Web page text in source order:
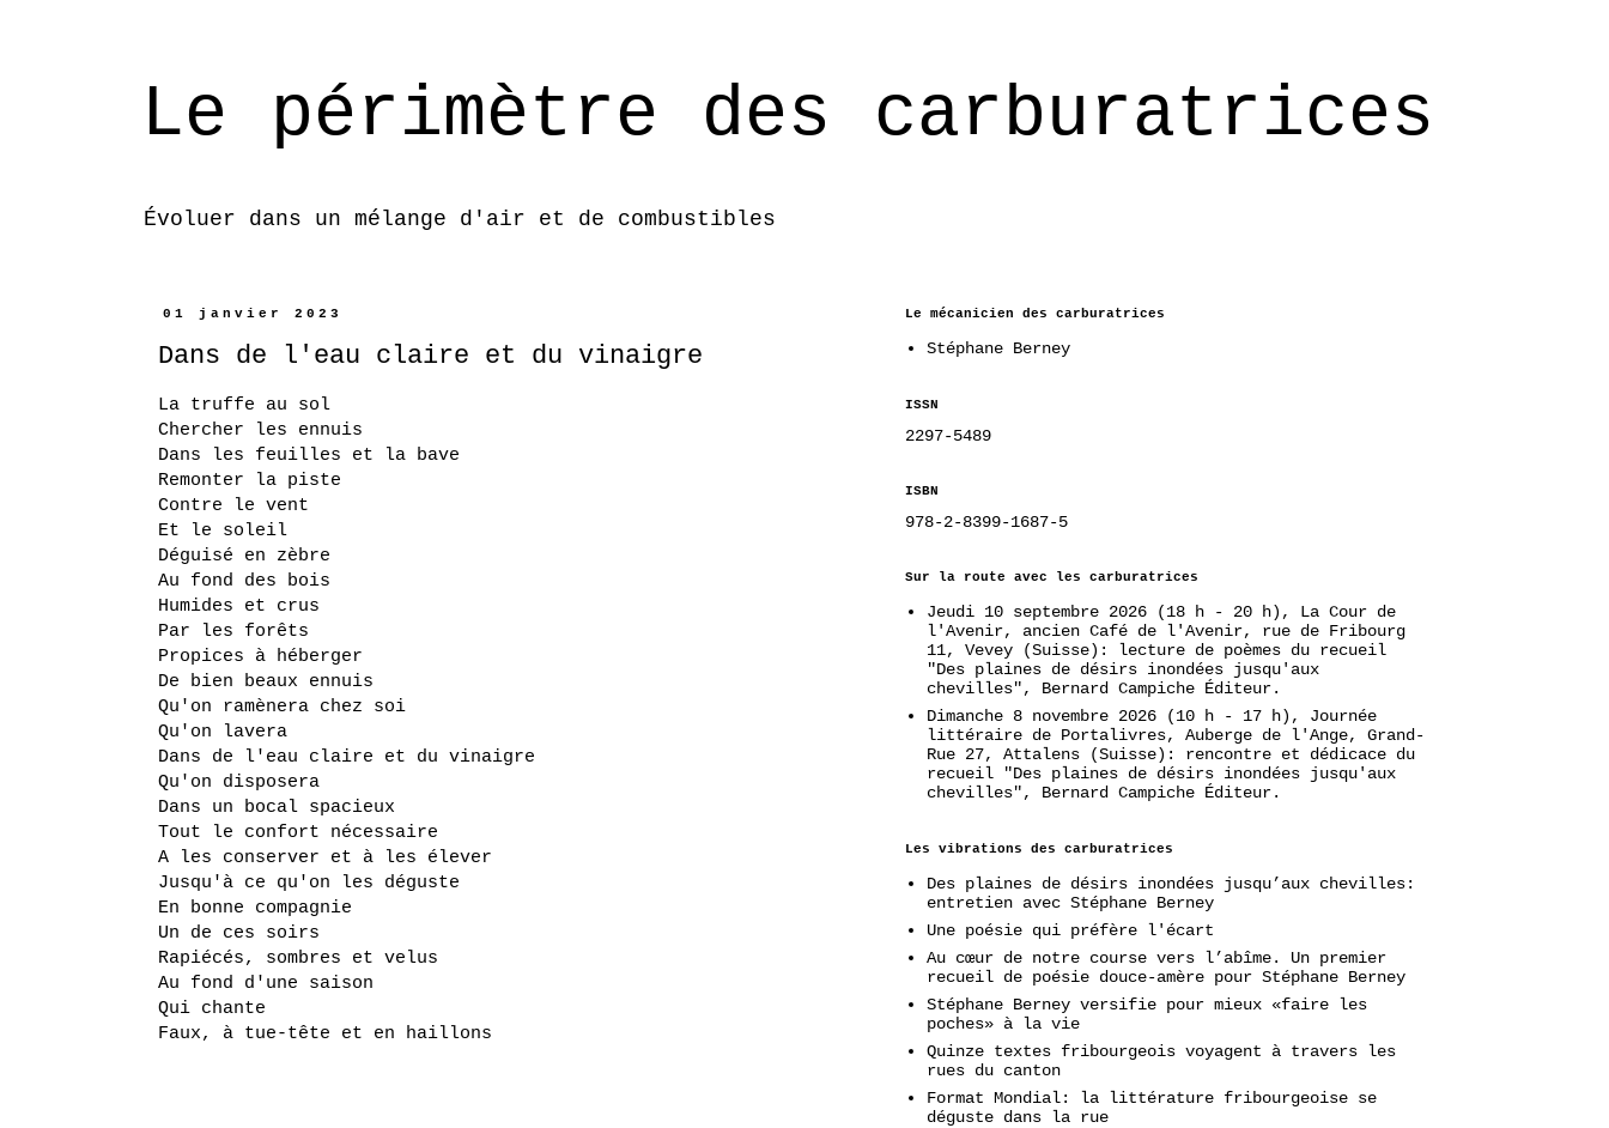
Le périmètre des carburatrices
Évoluer dans un mélange d'air et de combustibles
01 janvier 2023
Dans de l'eau claire et du vinaigre
La truffe au sol
Chercher les ennuis
Dans les feuilles et la bave
Remonter la piste
Contre le vent
Et le soleil
Déguisé en zèbre
Au fond des bois
Humides et crus
Par les forêts
Propices à héberger
De bien beaux ennuis
Qu'on ramènera chez soi
Qu'on lavera
Dans de l'eau claire et du vinaigre
Qu'on disposera
Dans un bocal spacieux
Tout le confort nécessaire
A les conserver et à les élever
Jusqu'à ce qu'on les déguste
En bonne compagnie
Un de ces soirs
Rapiécés, sombres et velus
Au fond d'une saison
Qui chante
Faux, à tue-tête et en haillons
Le mécanicien des carburatrices
Stéphane Berney
ISSN
2297-5489
ISBN
978-2-8399-1687-5
Sur la route avec les carburatrices
Jeudi 10 septembre 2026 (18 h - 20 h), La Cour de
l'Avenir, ancien Café de l'Avenir, rue de Fribourg
11, Vevey (Suisse): lecture de poèmes du recueil
"Des plaines de désirs inondées jusqu'aux
chevilles", Bernard Campiche Éditeur.
Dimanche 8 novembre 2026 (10 h - 17 h), Journée
littéraire de Portalivres, Auberge de l'Ange, Grand-
Rue 27, Attalens (Suisse): rencontre et dédicace du
recueil "Des plaines de désirs inondées jusqu'aux
chevilles", Bernard Campiche Éditeur.
Les vibrations des carburatrices
Des plaines de désirs inondées jusqu’aux chevilles:
entretien avec Stéphane Berney
Une poésie qui préfère l'écart
Au cœur de notre course vers l’abîme. Un premier
recueil de poésie douce-amère pour Stéphane Berney
Stéphane Berney versifie pour mieux «faire les
poches» à la vie
Quinze textes fribourgeois voyagent à travers les
rues du canton
Format Mondial: la littérature fribourgeoise se
déguste dans la rue